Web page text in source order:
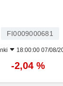
FI0009000681
18:00:00 07/08/
-2,04 %